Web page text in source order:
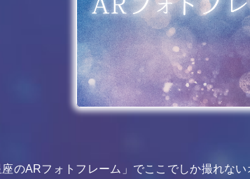
座のARフォトフレーム」でここでしか撮れな